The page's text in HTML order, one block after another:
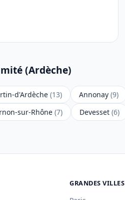
(Ardèche)
d'Ardèche (13) Annonay (9)
sur-Rhône (7) Devesset (6)
GRANDES VILLES